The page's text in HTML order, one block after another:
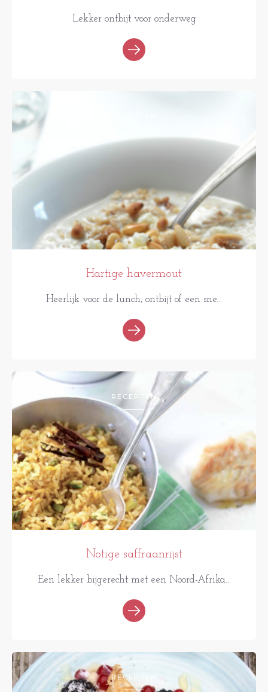
Lekker ontbijt voor onderweg
Hartige havermout
Heerlijk voor de lunch, ontbijt of een sne...
RECEPTEN
Notige saffraanrijst
Een lekker bijgerecht met een Noord-Afrika...
RECEPTEN